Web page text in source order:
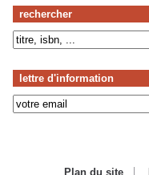
rechercher
lettre d'information
Plan du site